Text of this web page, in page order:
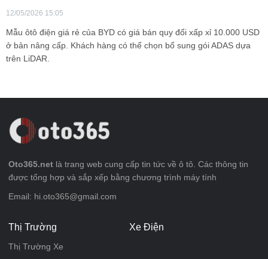
12/05/2026 15:05
Mẫu ôtô điện giá rẻ của BYD có giá bán quy đổi xấp xỉ 10.000 USD
ở bản nâng cấp. Khách hàng có thể chọn bổ sung gói ADAS dựa
trên LiDAR.
Oto365.net là trang web cung cấp tin tức về ô tô. Các thông tin
được tổng hợp và sắp xếp bằng chương trình máy tính
Email: hi.oto365@gmail.com
Thị Trường
Thị Trường Xe
Xe Điện